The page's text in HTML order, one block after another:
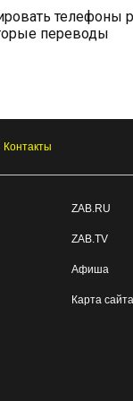
Госдумы
сюжетом
ТГК-14
телефоны
переводы
Контакты
ZAB.RU
ZAB.TV
Афиша
Карта сайта